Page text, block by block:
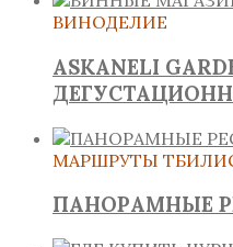
ВИНОДЕЛИЕ
ASKANELI
МАРШРУТЫ
ПАНОРАМНЫЕ